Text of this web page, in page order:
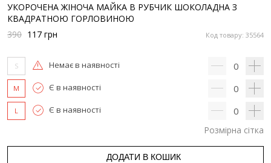
УКОРОЧЕНА ЖІНОЧА МАЙКА В РУБЧИК ШОКОЛАДНА З
КВАДРАТНОЮ ГОРЛОВИНОЮ
Код товару: 35564
390 117 грн
S Немає в наявності 0
M Є в наявності 0
L Є в наявності 0
Розмірна сітка
ДОДАТИ В КОШИК